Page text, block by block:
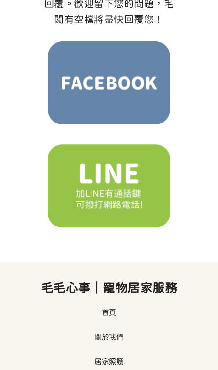
回覆。歡迎留下您的問題，毛
闆有空檔將盡快回覆您！
毛毛心事｜寵物居家服務
首頁
關於我們
居家照護